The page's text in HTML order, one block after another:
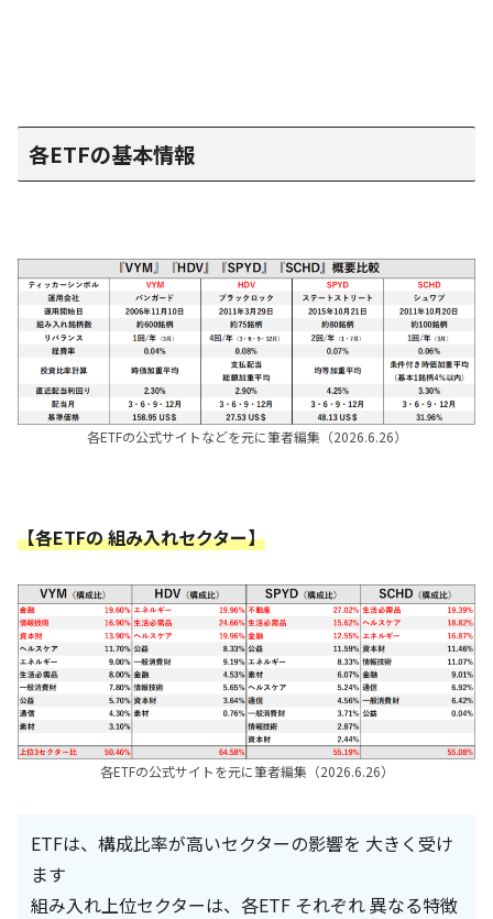
各ETFの基本情報
各ETFの公式サイトなどを元に筆者編集（2026.6.26）
【各ETFの 組み入れセクター】
各ETFの公式サイトを元に筆者編集（2026.6.26）
ETFは、構成比率が高いセクターの影響を 大きく受け
ます
組み入れ上位セクターは、各ETF それぞれ 異なる特徴